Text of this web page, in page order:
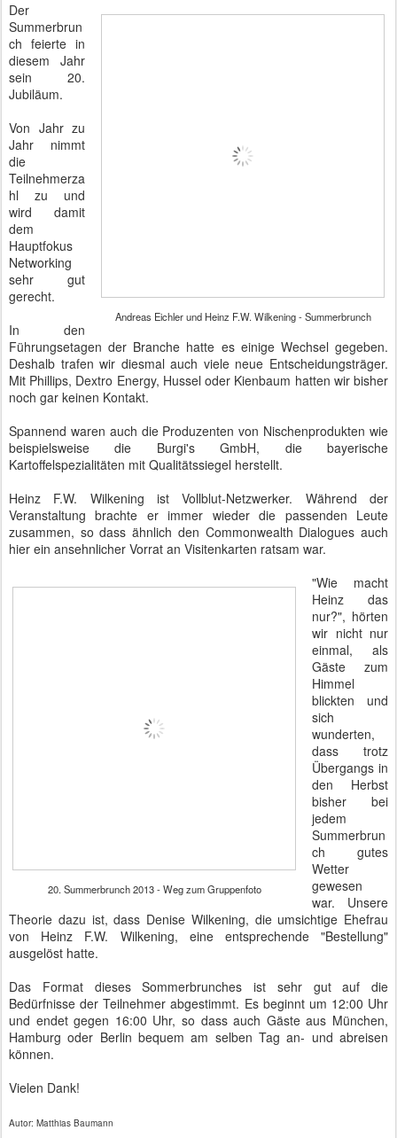
Andreas Eichler und Heinz F.W. Wilkening - Summerbrunch
Der
Summerbrun
ch feierte in
diesem Jahr
sein 20.
Jubiläum.
Von Jahr zu
Jahr nimmt
die
Teilnehmerza
hl zu und
wird damit
dem
Hauptfokus
Networking
sehr gut
gerecht.
In den
Führungsetagen der Branche hatte es einige Wechsel gegeben.
Deshalb trafen wir diesmal auch viele neue Entscheidungsträger.
Mit Phillips, Dextro Energy, Hussel oder Kienbaum hatten wir bisher
noch gar keinen Kontakt.
Spannend waren auch die Produzenten von Nischenprodukten wie
beispielsweise die Burgi's GmbH, die bayerische
Kartoffelspezialitäten mit Qualitätssiegel herstellt.
Heinz F.W. Wilkening ist Vollblut-Netzwerker. Während der
Veranstaltung brachte er immer wieder die passenden Leute
zusammen, so dass ähnlich den Commonwealth Dialogues auch
hier ein ansehnlicher Vorrat an Visitenkarten ratsam war.
20. Summerbrunch 2013 - Weg zum Gruppenfoto
"Wie macht
Heinz das
nur?", hörten
wir nicht nur
einmal, als
Gäste zum
Himmel
blickten und
sich
wunderten,
dass trotz
Übergangs in
den Herbst
bisher bei
jedem
Summerbrun
ch gutes
Wetter
gewesen
war. Unsere
Theorie dazu ist, dass Denise Wilkening, die umsichtige Ehefrau
von Heinz F.W. Wilkening, eine entsprechende "Bestellung"
ausgelöst hatte.
Das Format dieses Sommerbrunches ist sehr gut auf die
Bedürfnisse der Teilnehmer abgestimmt. Es beginnt um 12:00 Uhr
und endet gegen 16:00 Uhr, so dass auch Gäste aus München,
Hamburg oder Berlin bequem am selben Tag an- und abreisen
können.
Vielen Dank!
Autor: Matthias Baumann